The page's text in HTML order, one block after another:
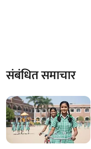
संबंधित समाचार